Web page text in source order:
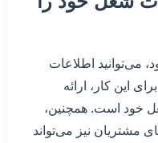
می‌توانید اطلاعات
این کار، ارائه
خود است. همچنین،
مشتریان نیز می‌تواند